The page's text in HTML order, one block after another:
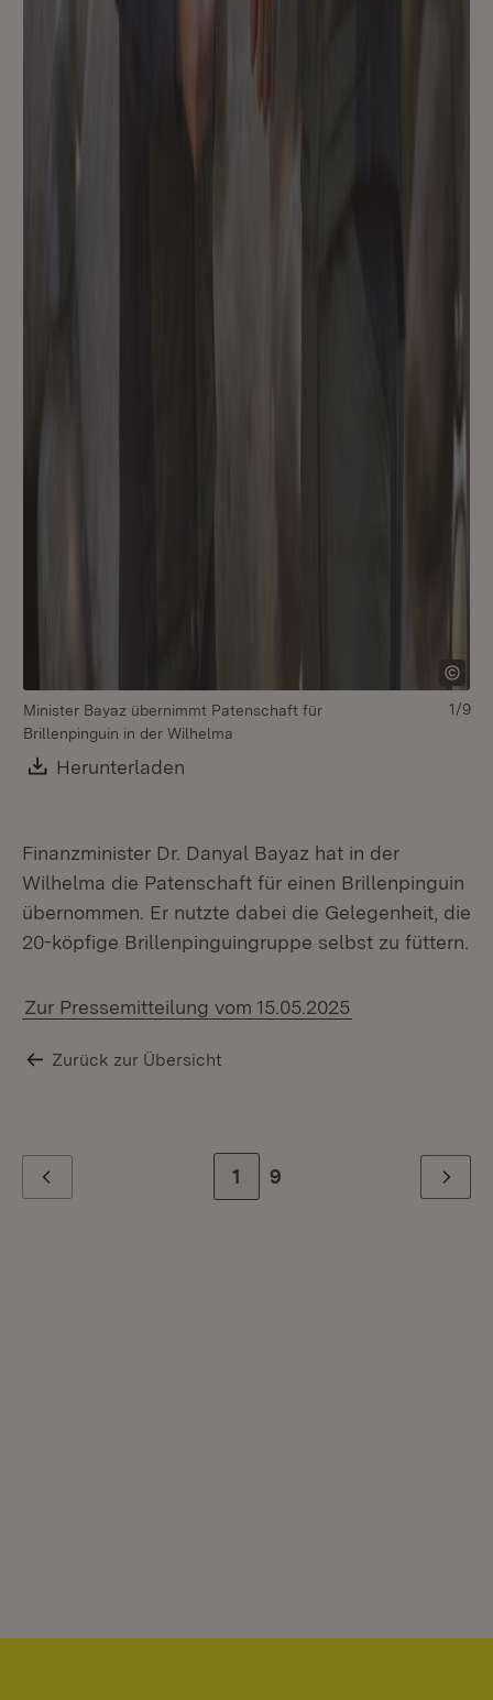
Minister Bayaz übernimmt Patenschaft für
Brillenpinguin in der Wilhelma
Download:
Herunterladen
1/9
Finanzminister Dr. Danyal Bayaz hat in der
Wilhelma die Patenschaft für einen Brillenpinguin
übernommen. Er nutzte dabei die Gelegenheit, die
20-köpfige Brillenpinguingruppe selbst zu füttern.
Zur Pressemitteilung vom 15.05.2025
Zurück zur Übersicht
Zur Seite
1 Zur letzten Seite
9 Weiter